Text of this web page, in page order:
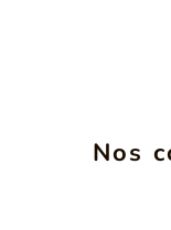
Nos
ALCHIMIE